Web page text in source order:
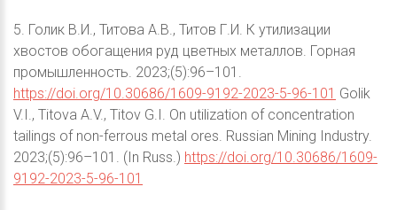
5. Голик В.И., Титова А.В., Титов Г.И. К утилизации
хвостов обогащения руд цветных металлов. Горная
промышленность. 2023;(5):96–101.
https://doi.org/10.30686/1609-9192-2023-5-96-101 Golik
V.I., Titova A.V., Titov G.I. On utilization of concentration
tailings of non-ferrous metal ores. Russian Mining Industry.
2023;(5):96–101. (In Russ.) https://doi.org/10.30686/1609-
9192-2023-5-96-101